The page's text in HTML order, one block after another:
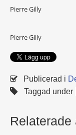
Pierre Gilly
Pierre Gilly
Publicerad i
Taggad under
Relaterade